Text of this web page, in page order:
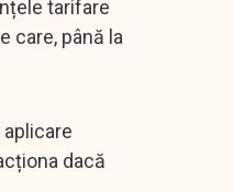
tarifare
care, până la
dacă